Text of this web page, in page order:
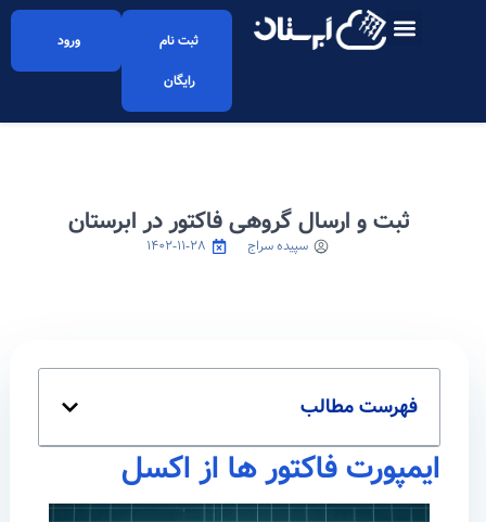
ثبت نام
رایگان
ورود
ثبت و ارسال گروهی فاکتور در ابرستان
سپیده سراج ۱۴۰۲-۱۱-۲۸
فهرست مطالب
ایمپورت فاکتور ها از اکسل